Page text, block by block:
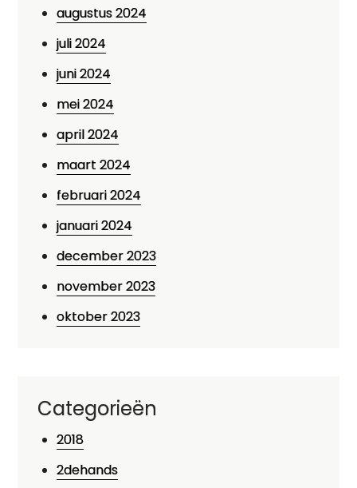
augustus 2024
juli 2024
juni 2024
mei 2024
april 2024
maart 2024
februari 2024
januari 2024
december 2023
november 2023
oktober 2023
Categorieën
2018
2dehands